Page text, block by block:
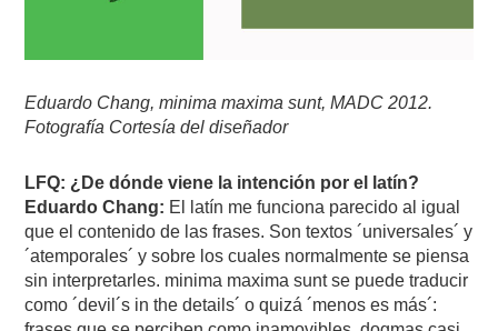
Eduardo Chang, minima maxima sunt, MADC 2012.
Fotografía Cortesía del diseñador
LFQ: ¿De dónde viene la intención por el latín?
Eduardo Chang: El latín me funciona parecido al igual
que el contenido de las frases. Son textos ´universales´ y
´atemporales´ y sobre los cuales normalmente se piensa
sin interpretarles. minima maxima sunt se puede traducir
como ´devil´s in the details´ o quizá ´menos es más´: